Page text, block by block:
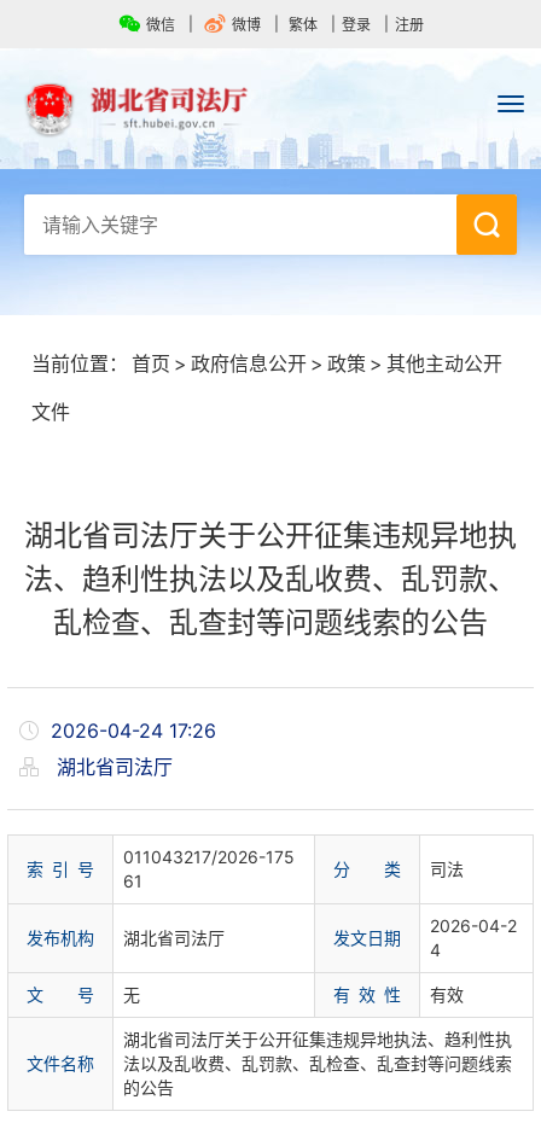
微信 微博 繁体 登录 注册
当前位置： 首页 > 政府信息公开 > 政策 > 其他主动公开
文件
湖北省司法厅关于公开征集违规异地执
法、趋利性执法以及乱收费、乱罚款、
乱检查、乱查封等问题线索的公告
2026-04-24 17:26
湖北省司法厅
索 引 号
011043217/2026-175
61
分 类 司法
发布机构 湖北省司法厅 发文日期
2026-04-2
4
文 号 无 有 效 性 有效
文件名称
湖北省司法厅关于公开征集违规异地执法、趋利性执
法以及乱收费、乱罚款、乱检查、乱查封等问题线索
的公告